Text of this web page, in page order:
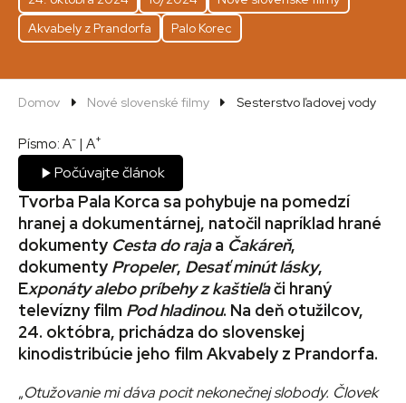
Akvabely z Prandorfa
Palo Korec
Domov Nové slovenské filmy Sesterstvo ľadovej vody
Písmo: A- | A+
Počúvajte článok
Tvorba Pala Korca sa pohybuje na pomedzí
hranej a dokumentárnej, natočil napríklad hrané
dokumenty Cesta do rajaa Čakáreň,
dokumenty Propeler, Desať minút lásky,
Exponáty alebo príbehy z kaštieľači hraný
televízny film Pod hladinou. Na deň otužilcov,
24. októbra, prichádza do slovenskej
kinodistribúcie jeho film Akvabely z Prandorfa.
„Otužovanie mi dáva pocit nekonečnej slobody. Človek